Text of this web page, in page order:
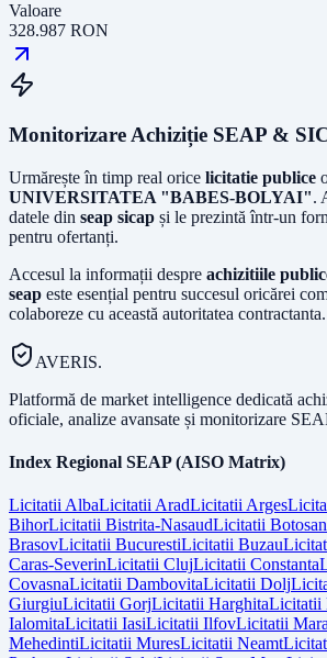
Valoare
328.987 RON
Monitorizare Achiziție SEAP &
Urmărește în timp real orice licitatie publice
UNIVERSITATEA "BABES-BOLYAI".
datele din seap sicap și le prezintă într-un
pentru ofertanți.
Accesul la informații despre achizitiile
seap este esențial pentru succesul oricărei
colaboreze cu această autoritatea contractanta.
AVERIS.
Platformă de market intelligence dedicată
oficiale, analize avansate și monitorizare
Index Regional SEAP (AISO Matrix)
Licitatii AlbaLicitatii AradLicitatii Arges
BihorLicitatii Bistrita-NasaudLicitatii
BrasovLicitatii BucurestiLicitatii Buzau
Caras-SeverinLicitatii ClujLicitatii Constanta
CovasnaLicitatii DambovitaLicitatii Dolj
GiurgiuLicitatii GorjLicitatii HarghitaLicitatii
IalomitaLicitatii IasiLicitatii IlfovLicitatii
MehedintiLicitatii MuresLicitatii Neamt